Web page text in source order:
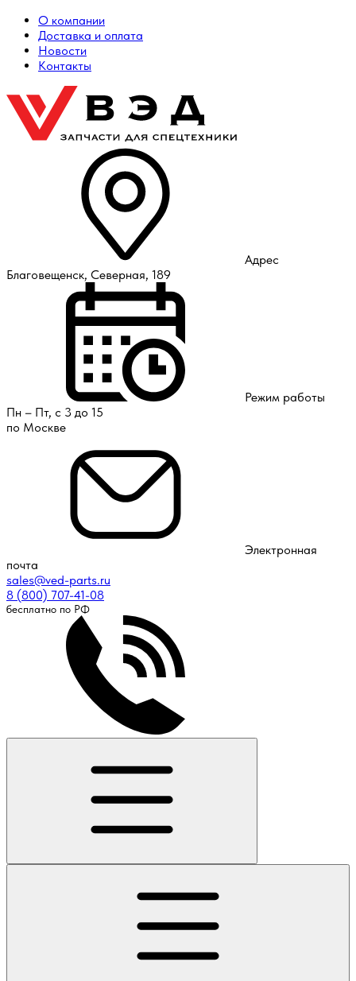
О компании
Доставка и оплата
Новости
Контакты
Адрес
Благовещенск, Северная, 189
Режим работы
Пн – Пт, с 3 до 15
по Москве
Электронная
почта
sales@ved-parts.ru
8 (800) 707-41-08
бесплатно по РФ